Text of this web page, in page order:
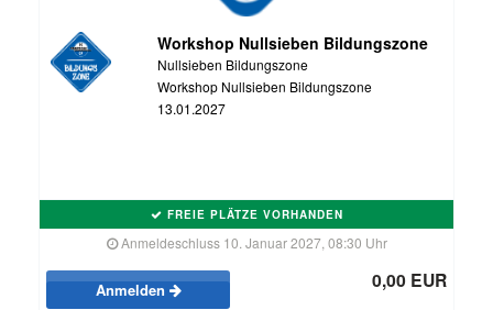
Workshop Nullsieben Bildungszone
Nullsieben Bildungszone
Workshop Nullsieben Bildungszone
13.01.2027
FREIE PLÄTZE VORHANDEN
Anmeldeschluss 10. Januar 2027, 08:30 Uhr
Anmelden 0,00 EUR